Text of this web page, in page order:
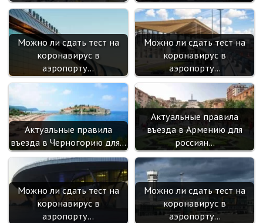
Можно ли сдать тест на
коронавирус в
аэропорту…
Можно ли сдать тест на
коронавирус в
аэропорту…
Актуальные правила
въезда в Черногорию для…
Актуальные правила
въезда в Армению для
россиян…
Можно ли сдать тест на
коронавирус в
аэропорту…
Можно ли сдать тест на
коронавирус в
аэропорту…